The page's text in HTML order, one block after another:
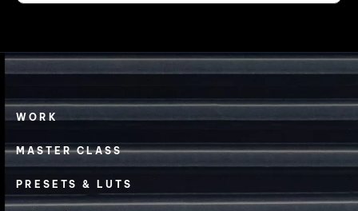
WORK
MASTER CLASS
PRESETS & LUTS